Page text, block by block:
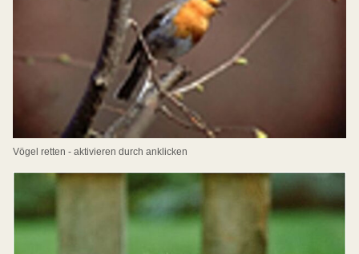
Vögel retten - aktivieren durch anklicken